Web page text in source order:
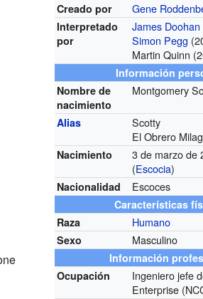
Creado por Gene
Interpretado
por
James Doohan
Simon Pegg
Martin Quinn
Información
Nombre de
nacimiento
Montgomery
Alias
Scotty
El Obrero
Nacimiento 3 de marzo de
(Escocia)
Nacionalidad Escoces
Características
Raza
Humano
Sexo Masculino
Información
Ocupación
Ingeniero jefe
Enterprise